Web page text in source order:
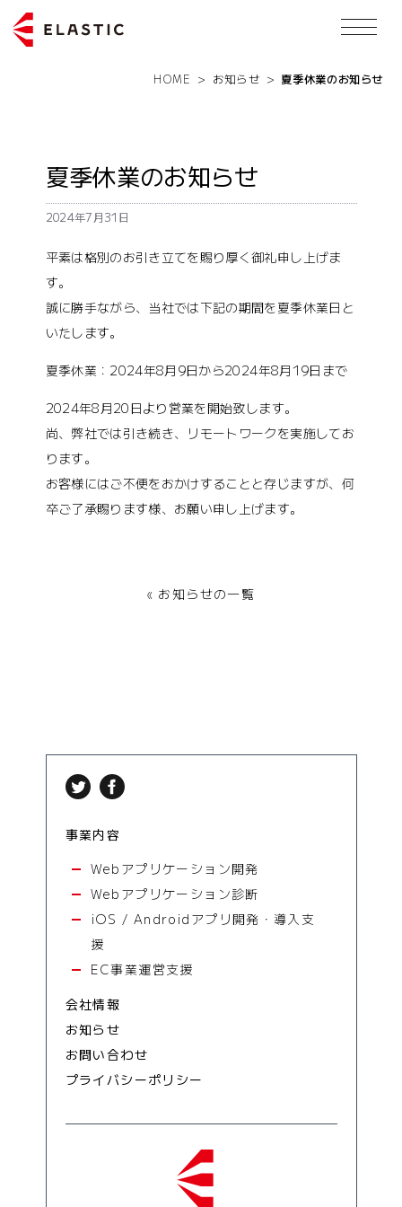
HOME > お知らせ > 夏季休業のお知らせ
夏季休業のお知らせ
2024年7月31日
平素は格別のお引き立てを賜り厚く御礼申し上げま
す。
誠に勝手ながら、当社では下記の期間を夏季休業日と
いたします。
夏季休業：2024年8月9日から2024年8月19日まで
2024年8月20日より営業を開始致します。
尚、弊社では引き続き、リモートワークを実施してお
ります。
お客様にはご不便をおかけすることと存じますが、何
卒ご了承賜ります様、お願い申し上げます。
« お知らせの一覧
事業内容
Webアプリケーション開発
Webアプリケーション診断
iOS / Androidアプリ開発・導入支
援
EC事業運営支援
会社情報
お知らせ
お問い合わせ
プライバシーポリシー